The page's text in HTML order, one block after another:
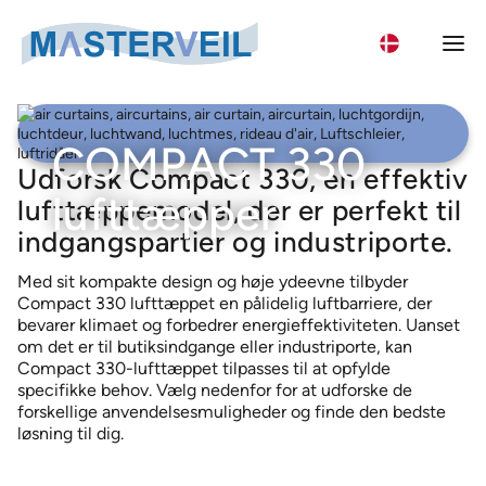
Søg
Search
for:
Lufttæppekategorier
Lufttæpper til Kølerum
Lufttæpper til Fryserum
Air curtains for large industrial doors
Lufttæpper til Indgange
Lufttæpper
AS-K lufttæpper – Ekstern ventilatorenhed
ASE-K air curtains – External fan unit
AC 1000 lufttæpper
COMPACT 330 lufttæpper
Nyheder
Masterveil
Success stories
Om os
Om os
COMPACT 330
lufttæpper
Udforsk Compact 330, en effektiv
lufttæppemodel, der er perfekt til
indgangspartier og industriporte.
Med sit kompakte design og høje ydeevne tilbyder
Compact 330 lufttæppet en pålidelig luftbarriere, der
bevarer klimaet og forbedrer energieffektiviteten. Uanset
om det er til butiksindgange eller industriporte, kan
Compact 330-lufttæppet tilpasses til at opfylde
specifikke behov. Vælg nedenfor for at udforske de
forskellige anvendelsesmuligheder og finde den bedste
løsning til dig.